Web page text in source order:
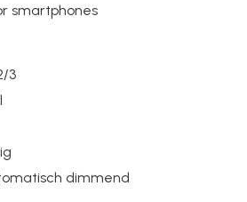
smartphones
3
dimmend